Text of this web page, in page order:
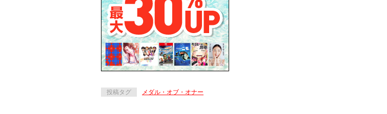
投稿タグ メダル・オブ・オナー